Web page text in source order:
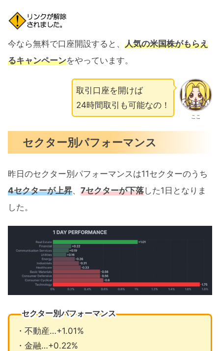
今なら無料で口座開設すると、 人気の米国株がもらえ
るキャンペーンをやっています。
ここ
取引口座を開けば
24時間取引も可能なの！
セクター別パフォーマンス
昨日のセクター別パフォーマンスは11セクターのうち
4セクターが上昇、 7セクターが下落した1日となりま
した。
セクター別パフォーマンス
・不動産…+1.01%
・金融…+0.22%